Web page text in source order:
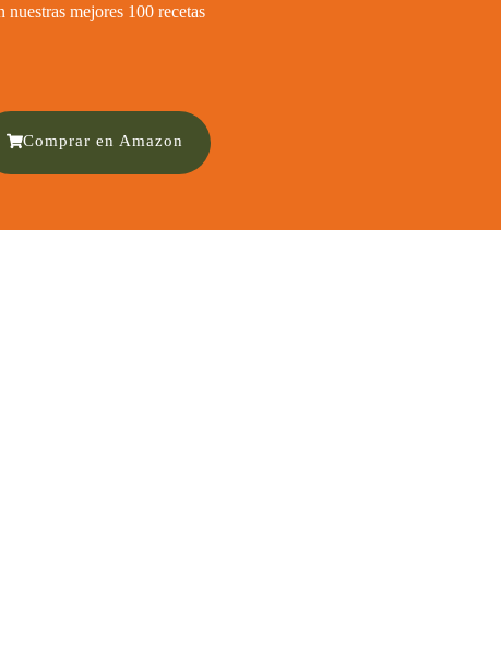
nuestras mejores 100 recetas
Comprar en Amazon